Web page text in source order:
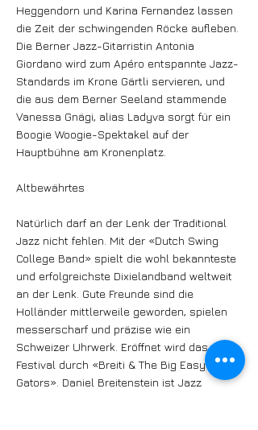
Heggendorn und Karina Fernandez lassen
die Zeit der schwingenden Röcke aufleben.
Die Berner Jazz-Gitarristin Antonia
Giordano wird zum Apéro entspannte Jazz-
Standards im Krone Gärtli servieren, und
die aus dem Berner Seeland stammende
Vanessa Gnägi, alias Ladyva sorgt für ein
Boogie Woogie-Spektakel auf der
Hauptbühne am Kronenplatz.
Altbewährtes
Natürlich darf an der Lenk der Traditional
Jazz nicht fehlen. Mit der «Dutch Swing
College Band» spielt die wohl bekannteste
und erfolgreichste Dixielandband weltweit
an der Lenk. Gute Freunde sind die
Holländer mittlerweile geworden, spielen
messerscharf und präzise wie ein
Schweizer Uhrwerk. Eröffnet wird das
Festival durch «Breiti & The Big Easy
Gators». Daniel Breitenstein ist Jazz